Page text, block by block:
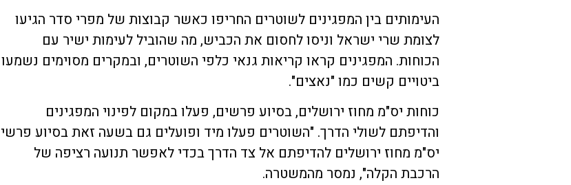
העימותים בין המפגינים לשוטרים החריפו כאשר קבוצות של מפרי סדר הגיעו
לצומת שרי ישראל וניסו לחסום את הכביש, מה שהוביל לעימות ישיר עם
הכוחות. המפגינים קראו קריאות גנאי כלפי השוטרים, ובמקרים מסוימים נשמעו
ביטויים קשים כמו "נאצים".
כוחות יס"מ מחוז ירושלים, בסיוע פרשים, פעלו במקום לפינוי המפגינים
והדיפתם לשולי הדרך. "השוטרים פעלו מיד ופועלים גם בשעה זאת בסיוע פרשי
יס"מ מחוז ירושלים להדיפתם אל צד הדרך בכדי לאפשר תנועה רציפה של
הרכבת הקלה", נמסר מהמשטרה.